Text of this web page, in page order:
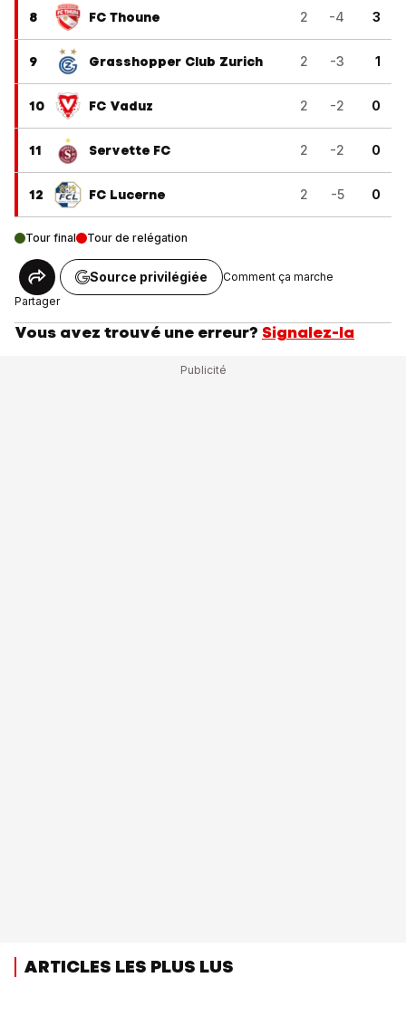
8 FC Thoune 2 -4 3
9 Grasshopper Club Zurich 2 -3 1
10 FC Vaduz 2 -2 0
11 Servette FC 2 -2 0
12 FC Lucerne 2 -5 0
Tour final Tour de relégation
Partager
Source privilégiée Comment ça marche
Vous avez trouvé une erreur? Signalez-la
ARTICLES LES PLUS LUS